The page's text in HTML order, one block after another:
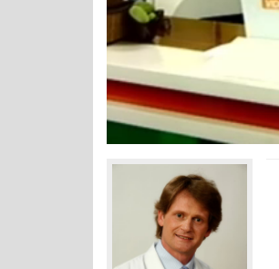
Némítás
kikapcsolva
0%